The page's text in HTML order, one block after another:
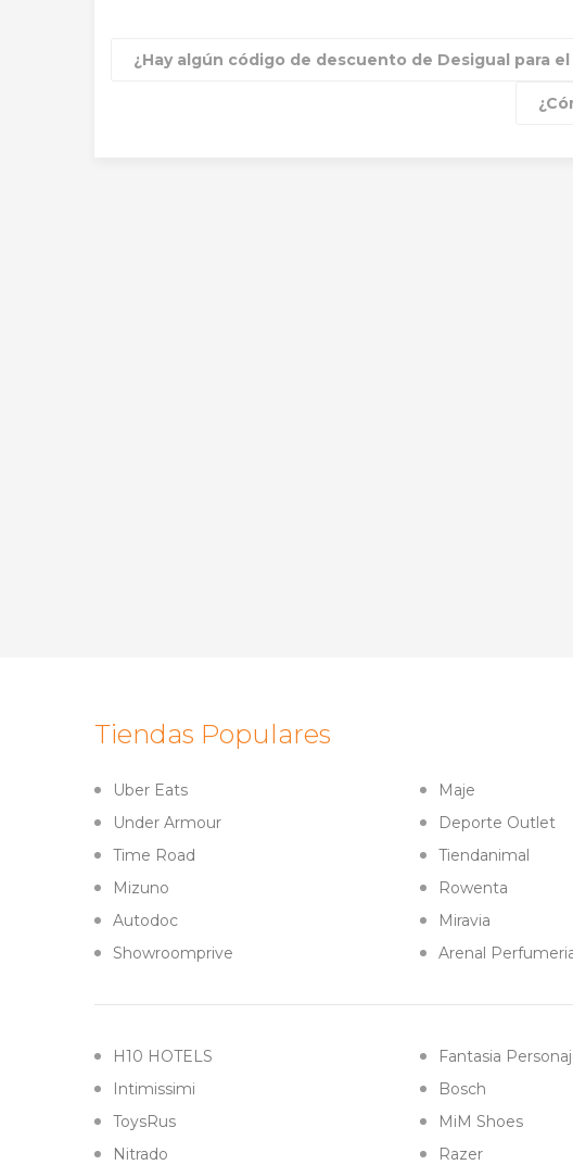
¿Hay algún código de descuento de Desigual para
Tiendas Populares
Uber Eats
Under Armour
Time Road
Mizuno
Autodoc
Showroomprive
Maje
Deporte Outlet
Tiendanimal
Rowenta
Miravia
Arenal
H10 HOTELS
Intimissimi
ToysRus
Nitrado
Fantasia
Bosch
MiM Shoes
Razer